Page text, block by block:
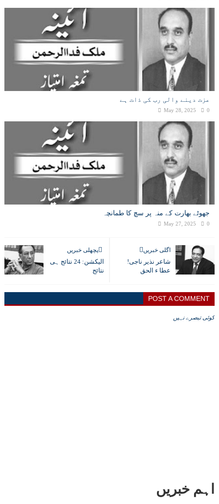
عزت دینے والی رب کی ذات ہے
May 28, 2025 0
جھوٹے بھارت کے منہ پر سچ کا طمانچہ
May 27, 2025 0
اگلی خبریں
شاعر نذیر ناجی!
عطا ء الحق
پچھلی خبریں
الیکشن: 24 نتائج ہی
نتائج
POST A COMMENT
کوئی تبصرے نہیں
اہم خبریں